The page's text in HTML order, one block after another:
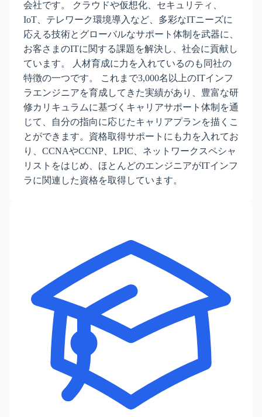
会社です。 クラウドや仮想化、セキュリティ、
IoT、テレワーク環境導入など、多彩なITニーズに
応える技術とグローバルなサポート体制を武器に、
お客さまのITに関する課題を解決し、社会に貢献し
ています。 人材育成に力を入れているのも同社の
特徴の一つです。 これまで3,000名以上のITインフ
ラエンジニアを育成してきた実績があり、豊富な研
修カリキュラムに基づくキャリアサポート体制を通
じて、自分の指向に応じたキャリアプランを描くこ
とができます。資格取得サポートにも力を入れてお
り、CCNAやCCNP、LPIC、ネットワークスペシャ
リストをはじめ、ほとんどのエンジニアがITインフ
ラに関連した資格を取得しています。